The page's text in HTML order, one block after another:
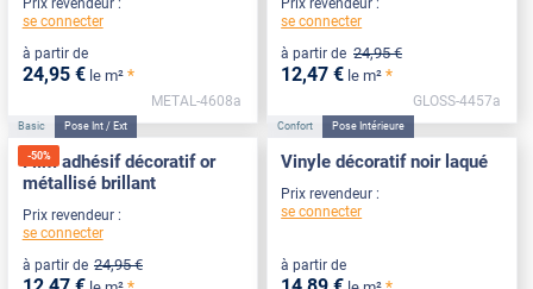
Prix revendeur :
se connecter
à partir de
24,95 € le m² *
METAL-4608a
Prix revendeur :
se connecter
à partir de 24,95 €
12,47 € le m² *
GLOSS-4457a
-50%
Basic Pose Int / Ext
Film adhésif décoratif or
métallisé brillant
Prix revendeur :
se connecter
à partir de 24,95 €
Confort Pose Intérieure
Vinyle décoratif noir laqué
Prix revendeur :
se connecter
à partir de